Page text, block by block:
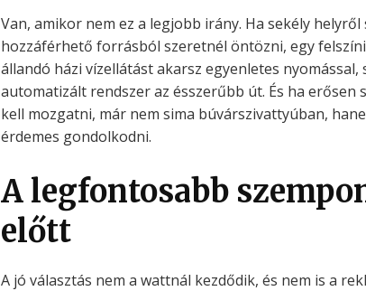
Van, amikor nem ez a legjobb irány. Ha sekély
hozzáférhető forrásból szeretnél öntözni, egy
állandó házi vízellátást akarsz egyenletes nyomással,
automatizált rendszer az ésszerűbb út. És ha erősen
kell mozgatni, már nem sima búvárszivattyúban,
érdemes gondolkodni.
A legfontosabb
előtt
A jó választás nem a wattnál kezdődik, és nem is a